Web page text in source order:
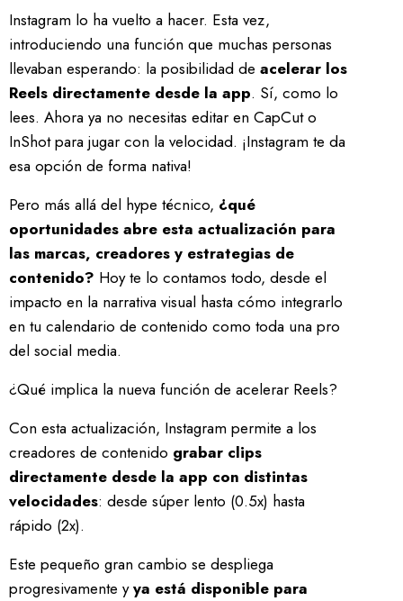
Instagram lo ha vuelto a hacer. Esta vez,
introduciendo una función que muchas personas
llevaban esperando: la posibilidad de acelerar los
Reels directamente desde la app. Sí, como lo
lees. Ahora ya no necesitas editar en CapCut o
InShot para jugar con la velocidad. ¡Instagram te da
esa opción de forma nativa!
Pero más allá del hype técnico, ¿qué
oportunidades abre esta actualización para
las marcas, creadores y estrategias de
contenido? Hoy te lo contamos todo, desde el
impacto en la narrativa visual hasta cómo integrarlo
en tu calendario de contenido como toda una pro
del social media.
¿Qué implica la nueva función de acelerar Reels?
Con esta actualización, Instagram permite a los
creadores de contenido grabar clips
directamente desde la app con distintas
velocidades: desde súper lento (0.5x) hasta
rápido (2x).
Este pequeño gran cambio se despliega
progresivamente yya está disponible para